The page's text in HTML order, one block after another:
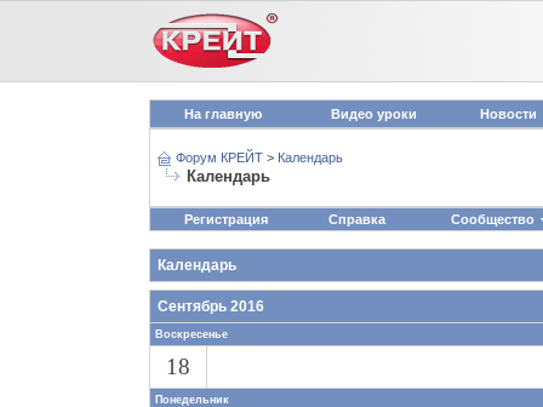
На главную Видео уроки Новости
Форум КРЕЙТ > Календарь
Календарь
Регистрация Справка Сообщество
Календарь
Сентябрь 2016
Воскресенье
18
Понедельник